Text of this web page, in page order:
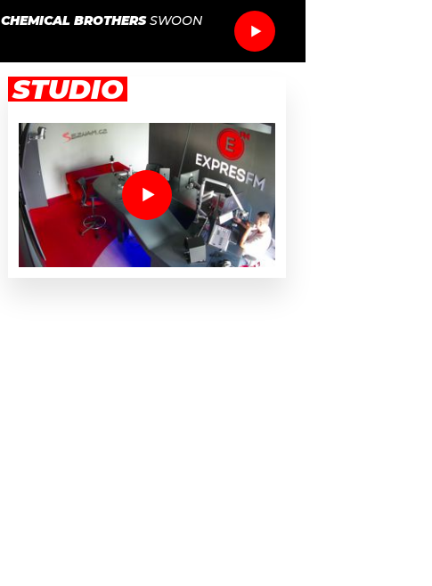
CHEMICAL BROTHERS SWOON
STUDIO